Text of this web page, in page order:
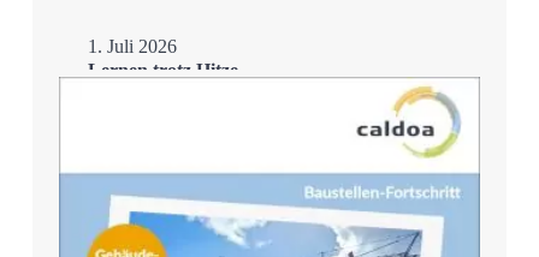
1. Juli 2026
Lernen trotz Hitze –